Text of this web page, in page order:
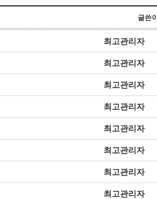
글쓴이
최고관리자
최고관리자
최고관리자
최고관리자
최고관리자
최고관리자
최고관리자
최고관리자